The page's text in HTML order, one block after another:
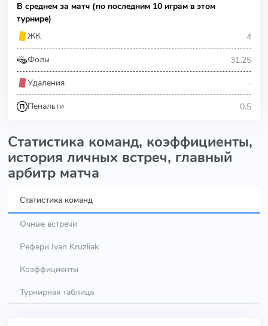
В среднем за матч (по последним 10 играм в этом
турнире)
ЖК
4
Фолы 31.25
Удаления -
Пенальти 0.5
Статистика команд, коэффициенты,
история личных встреч, главный
арбитр матча
Статистика команд
Очные встречи
Рефери Ivan Kruzliak
Коэффициенты
Турнирная таблица